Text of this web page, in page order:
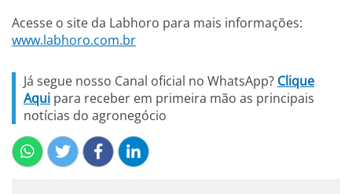
Acesse o site da Labhoro para mais informações:
www.labhoro.com.br
Já segue nosso Canal oficial no WhatsApp? Clique
Aqui para receber em primeira mão as principais
notícias do agronegócio